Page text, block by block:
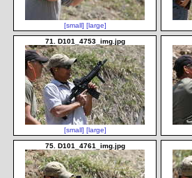
[small] [large]
71. D101_4753_img.jpg
[small] [large]
75. D101_4761_img.jpg